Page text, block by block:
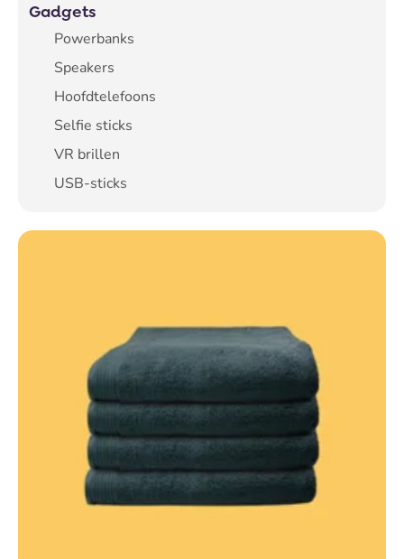
Gadgets
Powerbanks
Speakers
Hoofdtelefoons
Selfie sticks
VR brillen
USB-sticks